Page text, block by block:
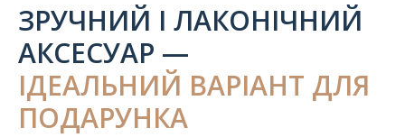
ЗРУЧНИЙ І ЛАКОНІЧНИЙ
АКСЕСУАР —
ІДЕАЛЬНИЙ ВАРІАНТ ДЛЯ
ПОДАРУНКА